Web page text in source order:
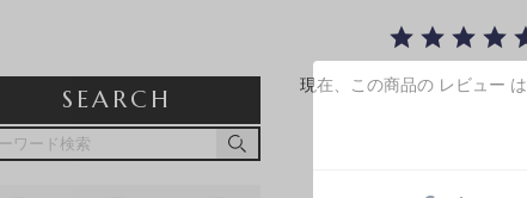
SEARCH
a
t
現在、この商品の レビュー は